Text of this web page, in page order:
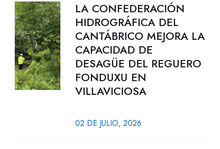
LA CONFEDERACIÓN
HIDROGRÁFICA DEL
CANTÁBRICO MEJORA LA
CAPACIDAD DE
DESAGÜE DEL REGUERO
FONDUXU EN
VILLAVICIOSA
02 DE JULIO, 2026